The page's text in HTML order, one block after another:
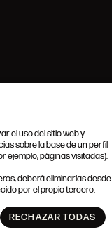
GENERALES
el uso del sitio web y
sobre la base de un perfil
ejemplo, páginas visitadas).
deberá eliminarlas desde
por el propio tercero.
RECHAZAR TODAS